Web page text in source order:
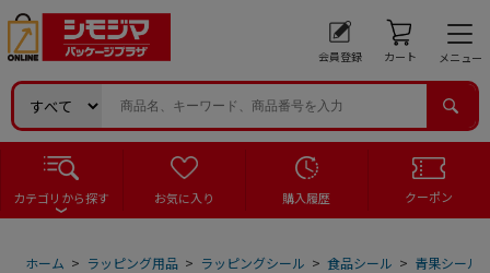
会員登録 カート メニュー
カテゴリから探す お気に入り 購入履歴 クーポン
ホーム > ラッピング用品 > ラッピングシール > 食品シール > 青果シール